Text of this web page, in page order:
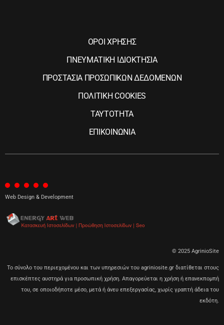
ΟΡΟΙ ΧΡΗΣΗΣ
ΠΝΕΥΜΑΤΙΚΗ ΙΔΙΟΚΤΗΣΙΑ
ΠΡΟΣΤΑΣΙΑ ΠΡΟΣΩΠΙΚΩΝ ΔΕΔΟΜΕΝΩΝ
ΠΟΛΙΤΙΚΗ COOKIES
ΤΑΥΤΟΤΗΤΑ
ΕΠΙΚΟΙΝΩΝΙΑ
Web Design & Development
© 2025 AgrinioSite
Το σύνολο του περιεχομένου και των υπηρεσιών του agriniosite.gr διατίθεται στους
επισκέπτες αυστηρά για προσωπική χρήση. Απαγορεύεται η χρήση ή επανεκπομπή
του, σε οποιοδήποτε μέσο, μετά ή άνευ επεξεργασίας, χωρίς γραπτή άδεια του
εκδότη.